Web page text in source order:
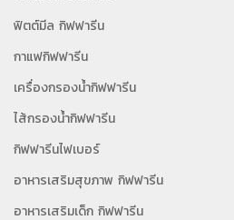
ฟิตต์มีล กิฟฟารีน
กาแฟกิฟฟารีน
เครื่องกรองน้ำกิฟฟารีน
ไส้กรองน้ำกิฟฟารีน
กิฟฟารีนไฟเบอร์
อาหารเสริมสุขภาพ กิฟฟารีน
อาหารเสริมเด็ก กิฟฟารีน